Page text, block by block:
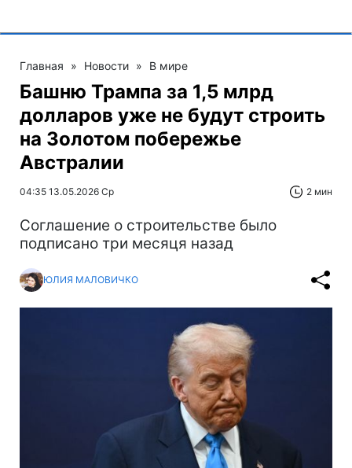
Главная » Новости » В мире
Башню Трампа за 1,5 млрд
долларов уже не будут строить
на Золотом побережье
Австралии
04:35 13.05.2026 Ср 2 мин
Соглашение о строительстве было
подписано три месяця назад
ЮЛИЯ МАЛОВИЧКО